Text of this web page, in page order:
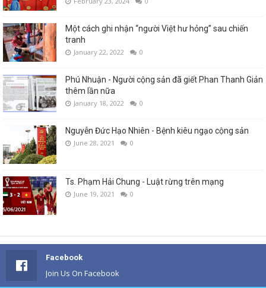
Một cách ghi nhận “người Việt hư hỏng” sau chiến
tranh
January 22, 2022 0
Phú Nhuận - Người cộng sản đã giết Phan Thanh Giản
thêm lần nữa
January 18, 2022 0
Nguyễn Đức Hạo Nhiên - Bệnh kiêu ngạo cộng sản
June 28, 2021 0
Ts. Phạm Hải Chung - Luật rừng trên mạng
June 19, 2021 0
Facebook
Join Us On Facebook